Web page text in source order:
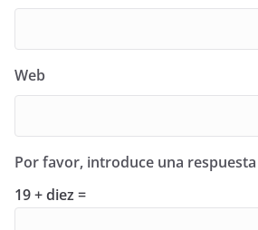
Web
Por favor, introduce una
19 + diez =